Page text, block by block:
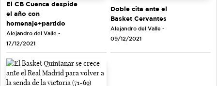
El CB Cuenca despide
el año con
homenaje+partido
Alejandro del Valle -
17/12/2021
Doble cita ante el
Basket Cervantes
Alejandro del Valle -
09/12/2021